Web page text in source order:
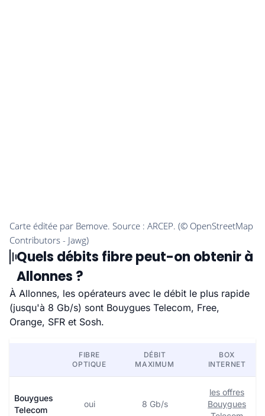
Quels débits fibre peut-on obtenir à
Allonnes ?
À Allonnes, les opérateurs avec le débit le plus rapide
(jusqu'à 8 Gb/s) sont Bouygues Telecom, Free,
Orange, SFR et Sosh.
FIBRE
OPTIQUE
DÉBIT
MAXIMUM
BOX
INTERNET
Bouygues
Telecom
oui 8 Gb/s
les offres
Bouygues